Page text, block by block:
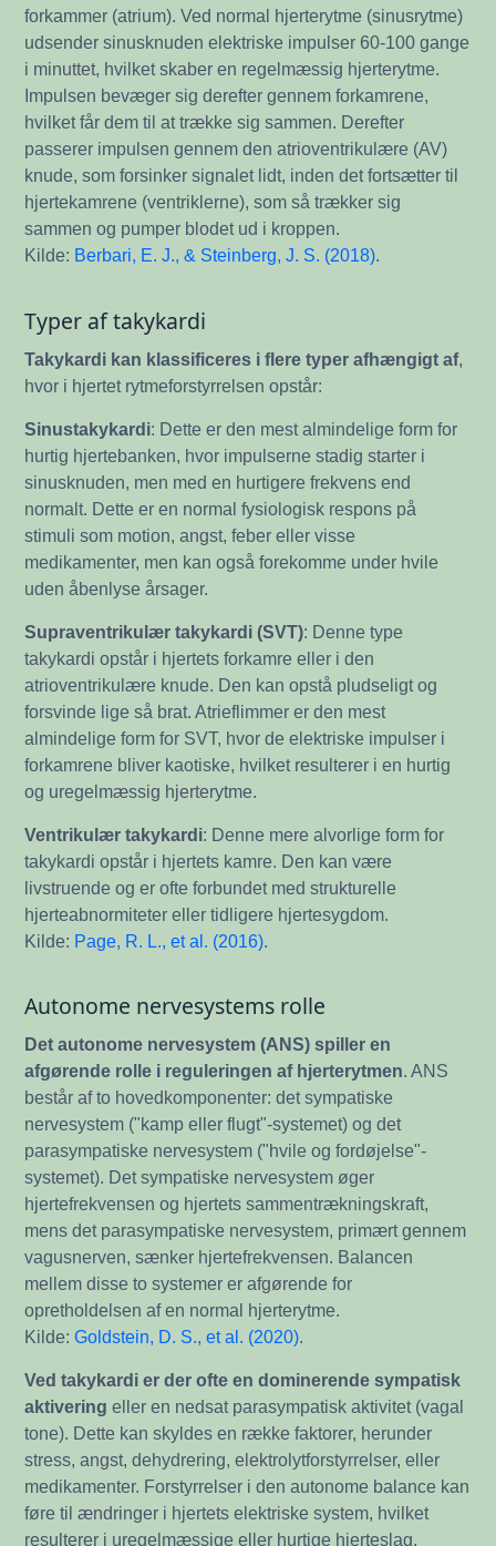
forkammer (atrium). Ved normal hjerterytme (sinusrytme)
udsender sinusknuden elektriske impulser 60-100 gange
i minuttet, hvilket skaber en regelmæssig hjerterytme.
Impulsen bevæger sig derefter gennem forkamrene,
hvilket får dem til at trække sig sammen. Derefter
passerer impulsen gennem den atrioventrikulære (AV)
knude, som forsinker signalet lidt, inden det fortsætter til
hjertekamrene (ventriklerne), som så trækker sig
sammen og pumper blodet ud i kroppen.
Kilde: Berbari, E. J., & Steinberg, J. S. (2018).
Typer af takykardi
Takykardi kan klassificeres i flere typer afhængigt af,
hvor i hjertet rytmeforstyrrelsen opstår:
Sinustakykardi: Dette er den mest almindelige form for
hurtig hjertebanken, hvor impulserne stadig starter i
sinusknuden, men med en hurtigere frekvens end
normalt. Dette er en normal fysiologisk respons på
stimuli som motion, angst, feber eller visse
medikamenter, men kan også forekomme under hvile
uden åbenlyse årsager.
Supraventrikulær takykardi (SVT): Denne type
takykardi opstår i hjertets forkamre eller i den
atrioventrikulære knude. Den kan opstå pludseligt og
forsvinde lige så brat. Atrieflimmer er den mest
almindelige form for SVT, hvor de elektriske impulser i
forkamrene bliver kaotiske, hvilket resulterer i en hurtig
og uregelmæssig hjerterytme.
Ventrikulær takykardi: Denne mere alvorlige form for
takykardi opstår i hjertets kamre. Den kan være
livstruende og er ofte forbundet med strukturelle
hjerteabnormiteter eller tidligere hjertesygdom.
Kilde: Page, R. L., et al. (2016)
Autonome nervesystems rolle
Det autonome nervesystem (ANS) spiller en
afgørende rolle i reguleringen af hjerterytmen. ANS
består af to hovedkomponenter: det sympatiske
nervesystem ("kamp eller flugt"-systemet) og det
parasympatiske nervesystem ("hvile og fordøjelse"-
systemet). Det sympatiske nervesystem øger
hjertefrekvensen og hjertets sammentrækningskraft,
mens det parasympatiske nervesystem, primært gennem
vagusnerven, sænker hjertefrekvensen. Balancen
mellem disse to systemer er afgørende for
opretholdelsen af en normal hjerterytme.
Kilde:Goldstein, D. S., et al. (2020).
Ved takykardi er der ofte en dominerende sympatisk
aktivering eller en nedsat parasympatisk aktivitet (vagal
tone). Dette kan skyldes en række faktorer, herunder
stress, angst, dehydrering, elektrolytforstyrrelser, eller
medikamenter. Forstyrrelser i den autonome balance kan
føre til ændringer i hjertets elektriske system, hvilket
resulterer i uregelmæssige eller hurtige hjerteslag.